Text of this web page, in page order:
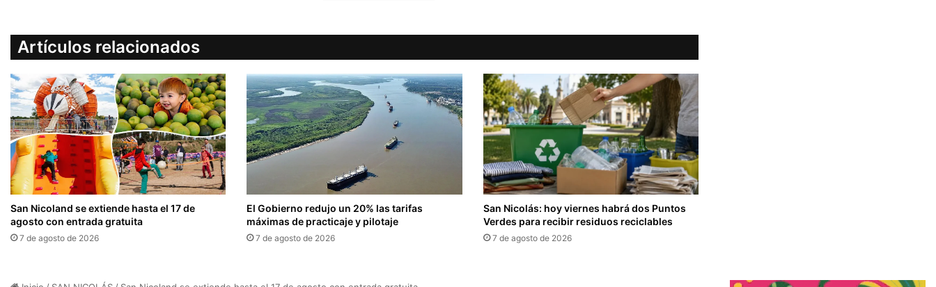
Artículos relacionados
San Nicoland se extiende hasta el 17 de
agosto con entrada gratuita
7 de agosto de 2026
El Gobierno redujo un 20% las tarifas
máximas de practicaje y pilotaje
7 de agosto de 2026
San Nicolás: hoy viernes habrá dos Puntos
Verdes para recibir residuos reciclables
7 de agosto de 2026